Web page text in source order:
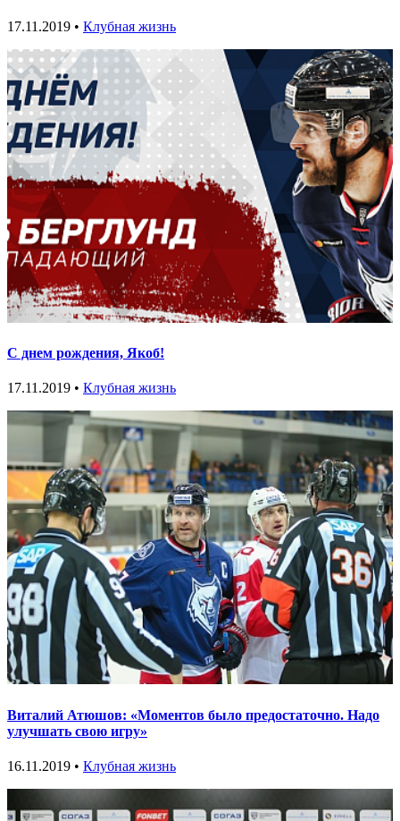
17.11.2019 • Клубная жизнь
С днем рождения, Якоб!
17.11.2019 • Клубная жизнь
Виталий Атюшов: «Моментов было предостаточно. Надо
улучшать свою игру»
16.11.2019 • Клубная жизнь